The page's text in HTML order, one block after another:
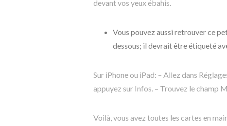
devant vos yeux ébahis.
Vous pouvez aussi retrouver ce
dessous; il devrait être étiqueté
Sur iPhone ou iPad: – Allez dans
appuyez sur Infos. – Trouvez le champ
Voilà, vous avez toutes les cartes en